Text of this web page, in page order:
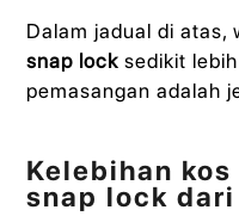
Dalam jadual di atas,
snap lock sedikit
pemasangan adalah
Kelebihan
snap lock